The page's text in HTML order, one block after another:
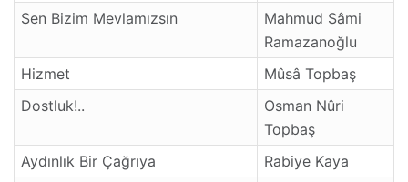
Sen Bizim Mevlamızsın
Mahmud Sâmi
Ramazanoğlu
Hizmet
Mûsâ Topbaş
Dostluk!..
Osman Nûri
Topbaş
Aydınlık Bir Çağrıya
Rabiye Kaya